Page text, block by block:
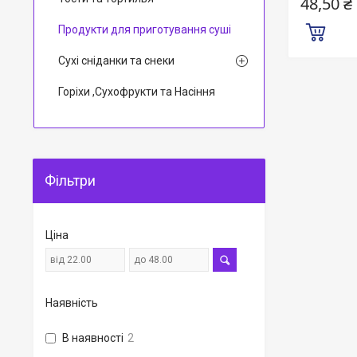
Продукти для приготування суші
Сухі сніданки та снеки
Горіхи ,Сухофрукти та Насіння
Фільтри
Ціна
Наявність
В наявності 2